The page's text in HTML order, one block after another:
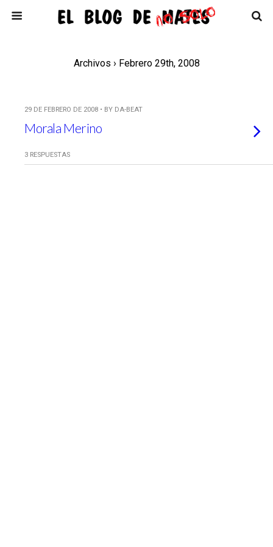
Archivos › Febrero 29th, 2008
29 DE FEBRERO DE 2008 • BY DA-BEAT
Morala Merino
3 RESPUESTAS